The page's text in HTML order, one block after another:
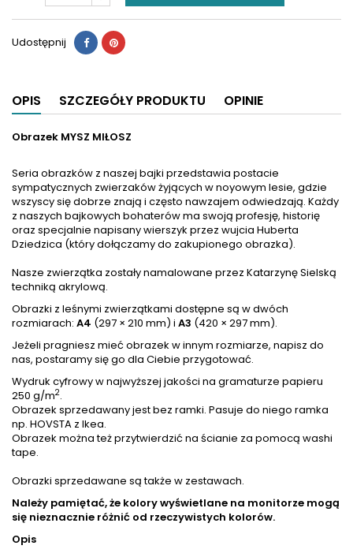
Udostępnij
OPIS SZCZEGÓŁY PRODUKTU OPINIE
Obrazek MYSZ MIŁOSZ
Seria obrazków z naszej bajki przedstawia postacie
sympatycznych zwierzaków żyjących w noyowym lesie, gdzie
wszyscy się dobrze znają i często nawzajem odwiedzają. Każdy
z naszych bajkowych bohaterów ma swoją profesję, historię
oraz specjalnie napisany wierszyk przez wujcia Huberta
Dziedzica (który dołączamy do zakupionego obrazka).
Nasze zwierzątka zostały namalowane przez Katarzynę Sielską
techniką akrylową.
Obrazki z leśnymi zwierzątkami dostępne są w dwóch
rozmiarach: A4 (297 × 210 mm) i A3 (420 × 297 mm).
Jeżeli pragniesz mieć obrazek w innym rozmiarze, napisz do
nas, postaramy się go dla Ciebie przygotować.
Wydruk cyfrowy w najwyższej jakości na gramaturze papieru
250 g/m2.
Obrazek sprzedawany jest bez ramki. Pasuje do niego ramka
np. HOVSTA z Ikea.
Obrazek można też przytwierdzić na ścianie za pomocą washi
tape.
Obrazki sprzedawane są także w zestawach.
Należy pamiętać, że kolory wyświetlane na monitorze mogą
się nieznacznie różnić od rzeczywistych kolorów.
Opis